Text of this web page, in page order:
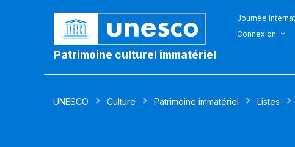
Patrimoine culturel immatériel
Journée
Connexion
UNESCO Culture Patrimoine immatériel Listes